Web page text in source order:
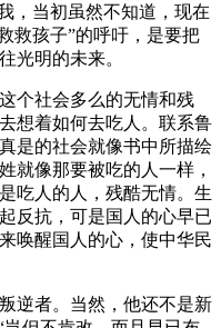
，当初虽然不知道，现在
救孩子”的呼吁，是要把
光明的未来。
个社会多么的无情和残
想着如何去吃人。联系鲁
是的社会就像书中所描绘
就像那要被吃的人一样，
吃人的人，残酷无情。生
反抗，可是国人的心早已
唤醒国人的心，使中华民
逆者。当然，他还不是新